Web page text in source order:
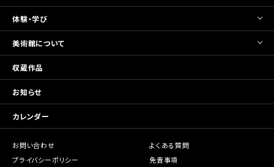
お知らせ
カレンダー
お問い合わせ
よくある質問
プライバシーポリシー
免責事項
体験・学び
美術館について
収蔵作品